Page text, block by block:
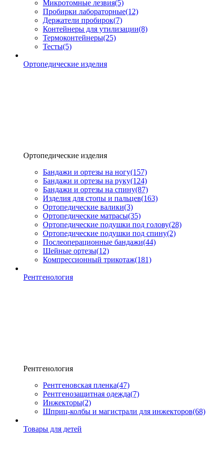
Микротомные лезвия(5)
Пробирки лабораторные(12)
Держатели пробирок(7)
Контейнеры для утилизации(8)
Термоконтейнеры(25)
Тесты(5)
Ортопедические изделия
Ортопедические изделия
Бандажи и ортезы на ногу(157)
Бандажи и ортезы на руку(124)
Бандажи и ортезы на спину(87)
Изделия для стопы и пальцев(163)
Ортопедические валики(3)
Ортопедические матрасы(35)
Ортопедические подушки под голову(28)
Ортопедические подушки под спину(2)
Послеоперационные бандажи(44)
Шейные ортезы(12)
Компрессионный трикотаж(181)
Рентгенология
Рентгенология
Рентгеновская пленка(47)
Рентгенозащитная одежда(7)
Инжекторы(2)
Шприц-колбы и магистрали для инжекторов(68)
Товары для детей